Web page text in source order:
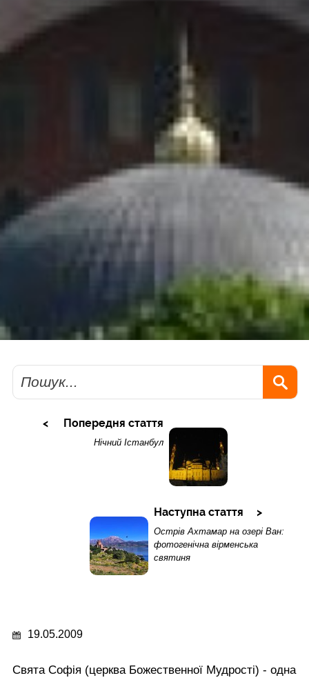
Пошук
Попередня стаття
Нічний Істанбул
Наступна стаття
Острів Ахтамар на озері Ван:
фотогенічна вірменська
святиня
19.05.2009
Свята Софія (церква Божественної Мудрості) - одна